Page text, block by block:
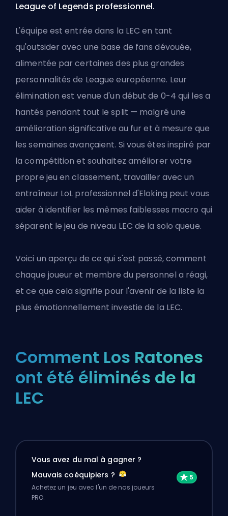
League of Legends professionnel.
L'équipe est entrée dans la LEC en tant
qu'outsider avec une base de fans dévouée,
alimentée par certaines des plus grandes
personnalités de League européenne. Leur
élimination est venue d'un début de 0-4 qui les a
hantés pendant tout le split — malgré une
amélioration significative au fur et à mesure que
les semaines avançaient. Si vous êtes inspiré par
la compétition et souhaitez améliorer votre
propre jeu en classement, travailler avec un
entraîneur LoL professionnel d'Eloking peut vous
aider à identifier les mêmes faiblesses macro qui
séparent le jeu de niveau LEC de la solo queue.
Voici un aperçu de ce qui s'est passé, comment
chaque joueur et membre du personnel a réagi,
et ce que cela signifie pour l'avenir de la liste la
plus émotionnellement investie de la LEC.
Comment Los Ratones
ont été éliminés de la
LEC
Vous avez du mal à gagner ?
Mauvais coéquipiers ?
Achetez un jeu avec l'un de nos joueurs
PRO.